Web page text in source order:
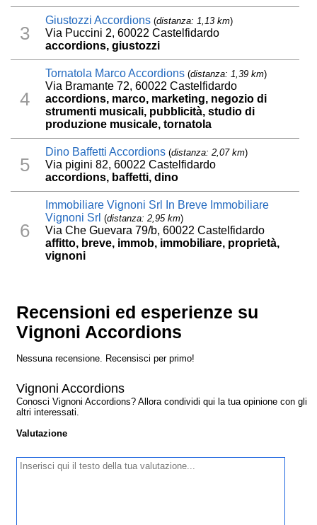
3
Giustozzi Accordions (distanza: 1,13 km)
Via Puccini 2, 60022 Castelfidardo
accordions, giustozzi
4
Tornatola Marco Accordions (distanza: 1,39 km)
Via Bramante 72, 60022 Castelfidardo
accordions, marco, marketing, negozio di
strumenti musicali, pubblicità, studio di
produzione musicale, tornatola
5
Dino Baffetti Accordions (distanza: 2,07 km)
Via pigini 82, 60022 Castelfidardo
accordions, baffetti, dino
6
Immobiliare Vignoni Srl In Breve Immobiliare
Vignoni Srl (distanza: 2,95 km)
Via Che Guevara 79/b, 60022 Castelfidardo
affitto, breve, immob, immobiliare, proprietà,
vignoni
Recensioni ed esperienze su
Vignoni Accordions
Nessuna recensione. Recensisci per primo!
Vignoni Accordions
Conosci Vignoni Accordions? Allora condividi qui la tua opinione con gli
altri interessati.
Valutazione